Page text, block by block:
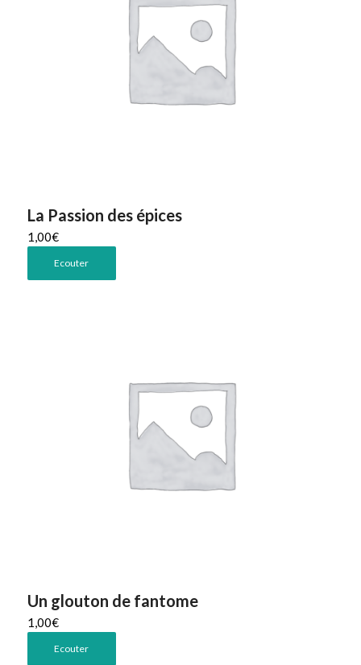
La Passion des épices
1,00€
Ecouter
Un glouton de fantome
1,00€
Ecouter